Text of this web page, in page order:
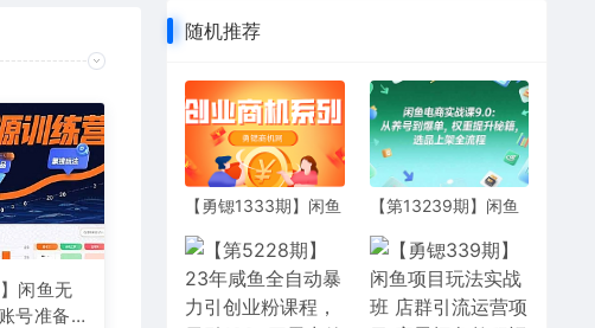
闲鱼无
号准备
随机推荐
【勇锶1333期】闲鱼
程 多号批量操作 一个
月收益几万
【第13239期】闲鱼
号到爆单，权重提升
秘籍，选品上架全流
程